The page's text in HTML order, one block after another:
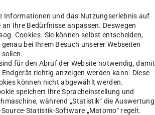
Kontos.
Einstellungen“ .
in die entsprechenden
Informationen und das Nutzungserlebnis auf
an Ihre Bedürfnisse anpassen. Deswegen
Cookies. Sie können selbst entscheiden,
bei Ihrem Besuch unserer Webseiten
für den Abruf der Website notwendig, damit
richtig anzeigen werden kann. Diese
können nicht abgewählt werden.
speichert Ihre Spracheinstellung und
während „Statistik“ die Auswertung
Statistik-Software „Matomo“ regelt.